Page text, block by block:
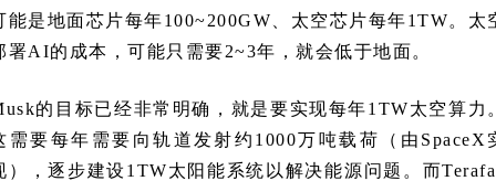
能是地面芯片每年100~200GW、太空芯片每年1TW。太
署AI的成本，可能只需要2~3年，就会低于地面。
的目标已经非常明确，就是要实现每年1TW太空算力
需要每年需要向轨道发射约1000万吨载荷（由SpaceX
），逐步建设1TW太阳能系统以解决能源问题。而